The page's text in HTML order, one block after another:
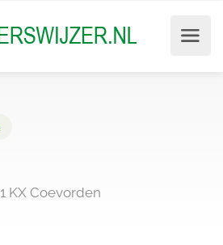
KX Coevorden